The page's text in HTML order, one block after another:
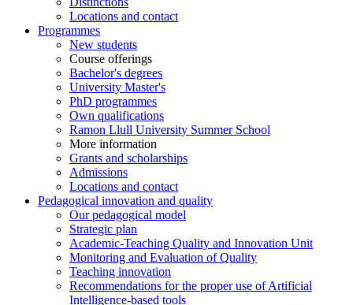
Locations and contact
Programmes
New students
Course offerings
Bachelor's degrees
University Master's
PhD programmes
Own qualifications
Ramon Llull University Summer School
More information
Grants and scholarships
Admissions
Locations and contact
Pedagogical innovation and quality
Our pedagogical model
Strategic plan
Academic-Teaching Quality and Innovation Unit
Monitoring and Evaluation of Quality
Teaching innovation
Recommendations for the proper use of Artificial
Intelligence-based tools